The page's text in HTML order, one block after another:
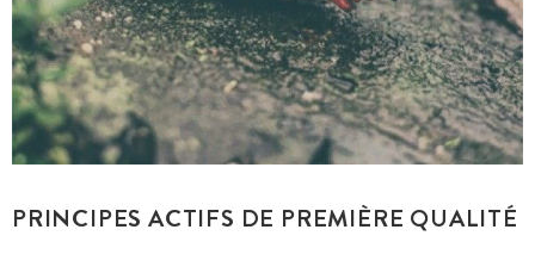
PRINCIPES ACTIFS DE PREMIÈRE QUALITÉ